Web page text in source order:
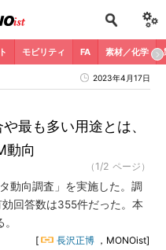
モビリティ FA 素材／化学
2023年4月17日
最も多い用途とは、
動向
（1/2 ページ）
動向調査」を実施した。調
回答数は355件だった。本
[ 長沢正博 ，MONOist]